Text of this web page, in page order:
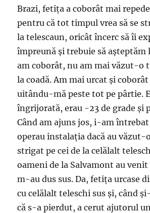
Brazi, fetița a coborât mai
pentru că tot timpul vrea să se
la telescaun, oricât încerc să îi
împreună și trebuie să așteptăm
am coborât, nu am mai văzut-o
la coadă. Am mai urcat și
uitându-mă peste tot pe pârtie.
îngrijorată, erau -23 de grade și
Când am ajuns jos, i-am întrebat
operau instalația dacă au
strigat pe cei de la celălalt
oameni de la Salvamont au
m-au dus sus. Da, fetița urcase
cu celălalt teleschi sus și, când
că s-a pierdut, a cerut ajutorul